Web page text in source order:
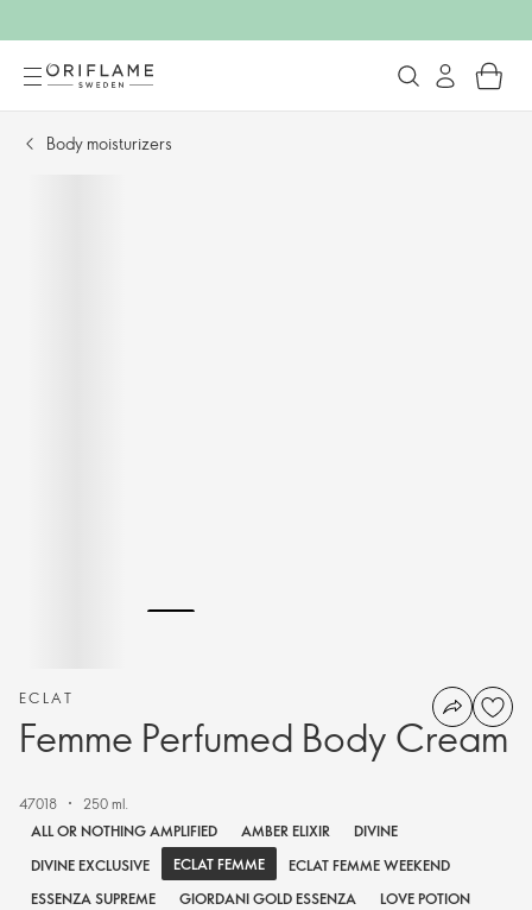
Body moisturizers
ECLAT
Femme Perfumed Body Cream
47018
250 ml.
ALL OR NOTHING AMPLIFIED
AMBER ELIXIR
DIVINE
DIVINE EXCLUSIVE
ECLAT FEMME
ECLAT FEMME WEEKEND
ESSENZA SUPREME
GIORDANI GOLD ESSENZA
LOVE POTION